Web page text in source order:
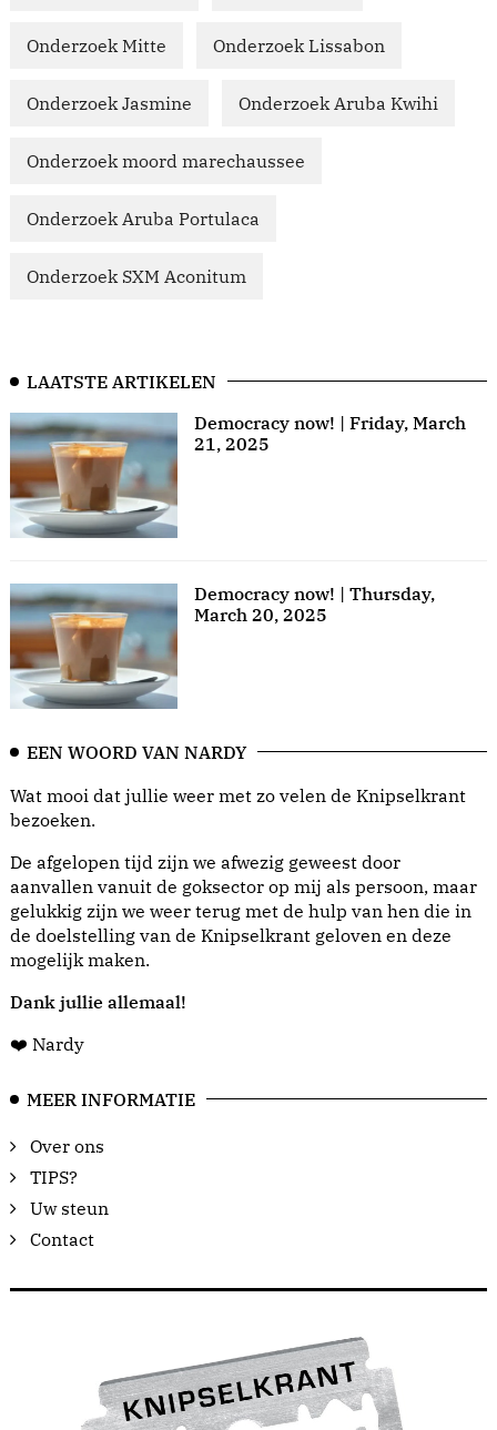
Onderzoek Mitte Onderzoek Lissabon
Onderzoek Jasmine Onderzoek Aruba Kwihi
Onderzoek moord marechaussee
Onderzoek Aruba Portulaca
Onderzoek SXM Aconitum
LAATSTE ARTIKELEN
Democracy now! | Friday, March
21, 2025
Democracy now! | Thursday,
March 20, 2025
EEN WOORD VAN NARDY
Wat mooi dat jullie weer met zo velen de Knipselkrant
bezoeken.
De afgelopen tijd zijn we afwezig geweest door
aanvallen vanuit de goksector op mij als persoon, maar
gelukkig zijn we weer terug met de hulp van hen die in
de doelstelling van de Knipselkrant geloven en deze
mogelijk maken.
Dank jullie allemaal!
❤️ Nardy
MEER INFORMATIE
Over ons
TIPS?
Uw steun
Contact